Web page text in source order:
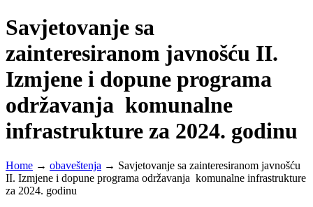
Savjetovanje sa
zainteresiranom javnošću II.
Izmjene i dopune programa
održavanja komunalne
infrastrukture za 2024. godinu
Home → obaveštenja → Savjetovanje sa zainteresiranom javnošću
II. Izmjene i dopune programa održavanja komunalne infrastrukture
za 2024. godinu